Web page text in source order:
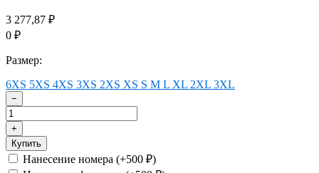
3 277,87 ₽
0 ₽
Размер:
6XS 5XS 4XS 3XS 2XS XS S M L XL 2XL 3XL
−
+
Купить
Нанесение номера (+500 ₽)